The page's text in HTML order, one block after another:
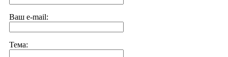
Ваш e-mail:
Тема: